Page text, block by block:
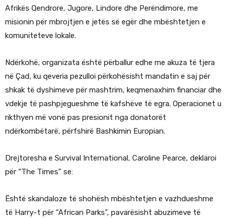
Afrikës Qendrore, Jugore, Lindore dhe Perëndimore, me
misionin për mbrojtjen e jetës së egër dhe mbështetjen e
komuniteteve lokale.
Ndërkohë, organizata është përballur edhe me akuza të tjera
në Çad, ku qeveria pezulloi përkohësisht mandatin e saj për
shkak të dyshimeve për mashtrim, keqmenaxhim financiar dhe
vdekje të pashpjegueshme të kafshëve të egra. Operacionet u
rikthyen më vonë pas presionit nga donatorët
ndërkombëtarë, përfshirë Bashkimin Europian.
Drejtoresha e Survival International, Caroline Pearce, deklaroi
për “The Times” se:
Është skandaloze të shohësh mbështetjen e vazhdueshme
të Harry-t për “African Parks”, pavarësisht abuzimeve të